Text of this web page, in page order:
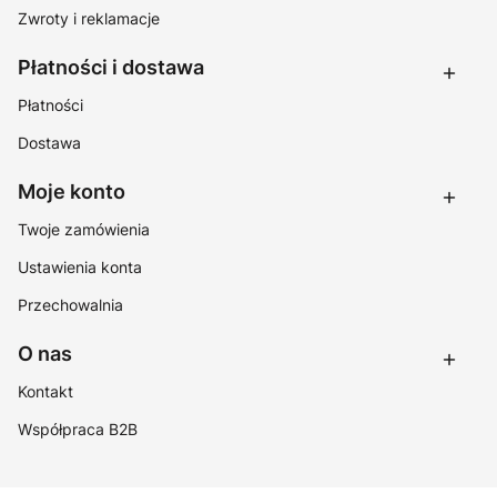
Zwroty i reklamacje
Płatności i dostawa
Płatności
Dostawa
Moje konto
Twoje zamówienia
Ustawienia konta
Przechowalnia
O nas
Kontakt
Współpraca B2B